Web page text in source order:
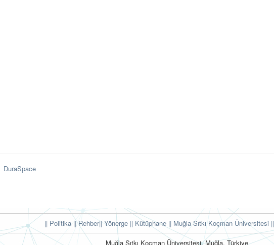
DuraSpace
|| Politika || Rehber|| Yönerge || Kütüphane || Muğla Sıtkı Koçman Üniversitesi ||
Muğla Sıtkı Koçman Üniversitesi, Muğla, Türkiye